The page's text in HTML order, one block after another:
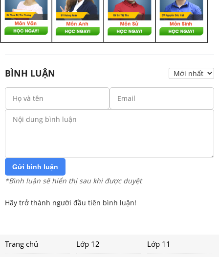
BÌNH LUẬN
Gửi bình luận
*Bình luận sẽ hiển thị sau khi được duyệt
Hãy trở thành người đầu tiên bình luận!
Trang chủ Lớp 12
Lớp 11